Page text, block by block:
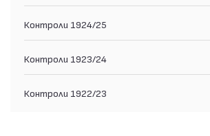
Контроли 1924/25
Контроли 1923/24
Контроли 1922/23